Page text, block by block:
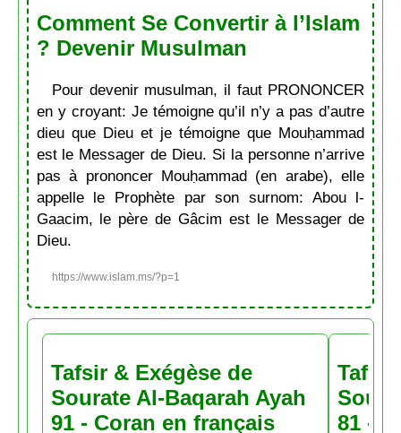
Comment Se Convertir à l’Islam
? Devenir Musulman
Pour devenir musulman, il faut PRONONCER
en y croyant: Je témoigne qu’il n’y a pas d’autre
dieu que Dieu et je témoigne que Mouḥammad
est le Messager de Dieu. Si la personne n’arrive
pas à prononcer Mouḥammad (en arabe), elle
appelle le Prophète par son surnom: Abou l-
Gaacim, le père de Gâcim est le Messager de
Dieu.
https://www.islam.ms/?p=1
Tafsir & Exégèse de
Sourate Al-Baqarah Ayah
91 - Coran en français
Tafsir
81 -